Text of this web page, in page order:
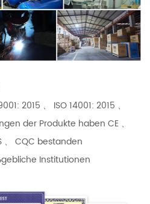
2015 、 ISO 14001: 2015 、
der Produkte haben CE 、
、 CQC bestanden
Institutionen